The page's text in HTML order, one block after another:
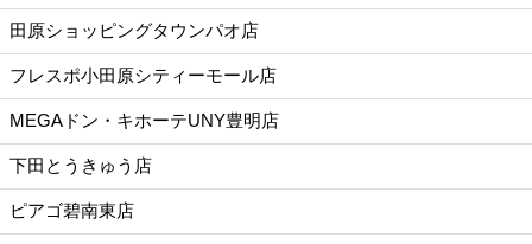
田原ショッピングタウンパオ店
フレスポ小田原シティーモール店
MEGAドン・キホーテUNY豊明店
下田とうきゅう店
ピアゴ碧南東店